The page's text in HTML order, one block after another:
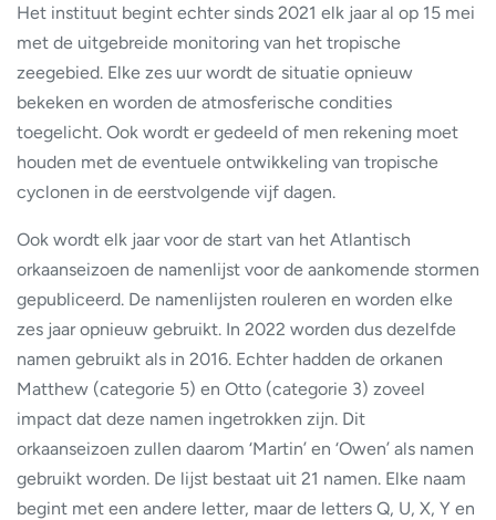
Het instituut begint echter sinds 2021 elk jaar al op 15 mei
met de uitgebreide monitoring van het tropische
zeegebied. Elke zes uur wordt de situatie opnieuw
bekeken en worden de atmosferische condities
toegelicht. Ook wordt er gedeeld of men rekening moet
houden met de eventuele ontwikkeling van tropische
cyclonen in de eerstvolgende vijf dagen.
Ook wordt elk jaar voor de start van het Atlantisch
orkaanseizoen de namenlijst voor de aankomende stormen
gepubliceerd. De namenlijsten rouleren en worden elke
zes jaar opnieuw gebruikt. In 2022 worden dus dezelfde
namen gebruikt als in 2016. Echter hadden de orkanen
Matthew (categorie 5) en Otto (categorie 3) zoveel
impact dat deze namen ingetrokken zijn. Dit
orkaanseizoen zullen daarom ‘Martin’ en ‘Owen’ als namen
gebruikt worden. De lijst bestaat uit 21 namen. Elke naam
begint met een andere letter, maar de letters Q, U, X, Y en